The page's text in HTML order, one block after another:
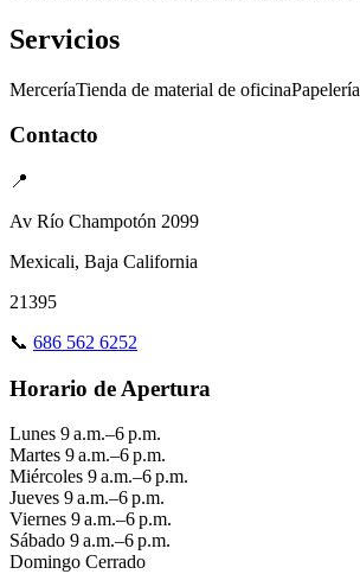
Servicios
MerceríaTienda de material de oficinaPapelería
Contacto
📍
Av Río Champotón 2099
Mexicali, Baja California
21395
📞 686 562 6252
Horario de Apertura
Lunes 9 a.m.–6 p.m.
Martes 9 a.m.–6 p.m.
Miércoles 9 a.m.–6 p.m.
Jueves 9 a.m.–6 p.m.
Viernes 9 a.m.–6 p.m.
Sábado 9 a.m.–6 p.m.
Domingo Cerrado